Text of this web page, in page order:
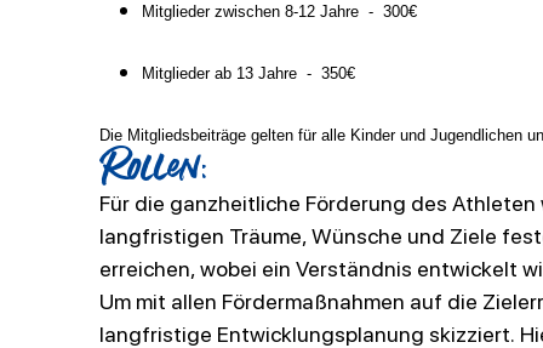
Mitglieder zwischen 8-12 Jahre - 300€
Mitglieder ab 13 Jahre - 350€
Die Mitgliedsbeiträge gelten für alle Kinder und Jugendlichen
Rollen:
Für die ganzheitliche Förderung des
langfristigen Träume, Wünsche und Ziele
erreichen, wobei ein Verständnis entwickelt
Um mit allen Fördermaßnahmen auf die
langfristige Entwicklungsplanung skizziert.